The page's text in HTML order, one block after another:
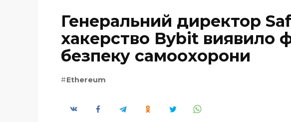
Генеральний директор
хакерство Bybit виявило
безпеку самоохорони
Ethereum